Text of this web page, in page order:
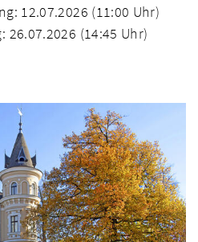
12.07.2026 (11:00 Uhr)
(14:45 Uhr)